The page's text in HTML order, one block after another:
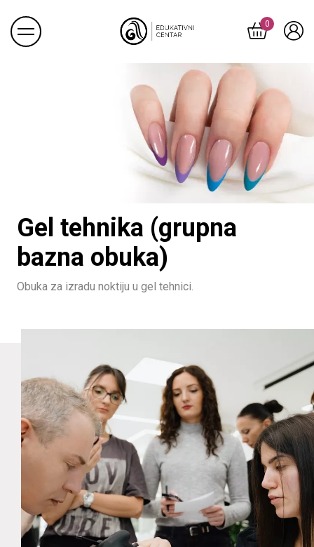
0Proizvoda
Gel tehnika (grupna
bazna obuka)
Obuka za izradu noktiju u gel tehnici.